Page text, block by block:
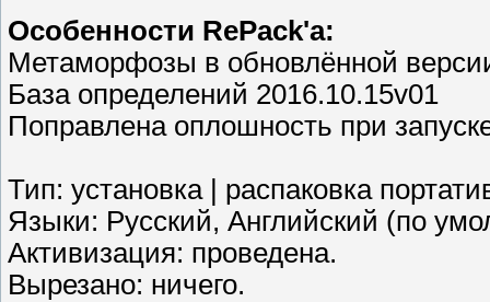
Особенности RePack'a:
Метаморфозы в обновлённой
База определений 2016.10.15v01
Поправлена оплошность при
Тип: установка | распаковка
Языки: Русский, Английский (по
Активизация: проведена.
Вырезано: ничего.